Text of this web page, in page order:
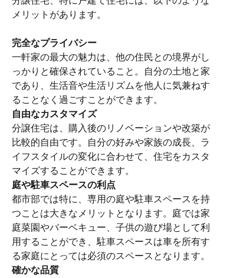
メリットがあります。
完全なプライバシー
一軒家の最大の魅力は、他の住民との境界がし
っかりと確保されていること。自分の土地と家
であり、生活音や生活リズムを他人に気兼ねす
ることなく過ごすことができます。
自由なカスタマイズ
分譲住宅は、購入後のリノベーションや改築が
比較的自由です。自分の好みや家族の成長、ラ
イフスタイルの変化に合わせて、住宅をカスタ
マイズすることができます。
庭や駐車スペースの利点
都市部では特に、専用の庭や駐車スペースを持
つことは大きなメリットとなります。庭では家
庭菜園やバーベキュー、子供の遊び場として利
用することができ、駐車スペースは車を所有す
る家庭にとっては必須のスペースとなります。
確かな品質